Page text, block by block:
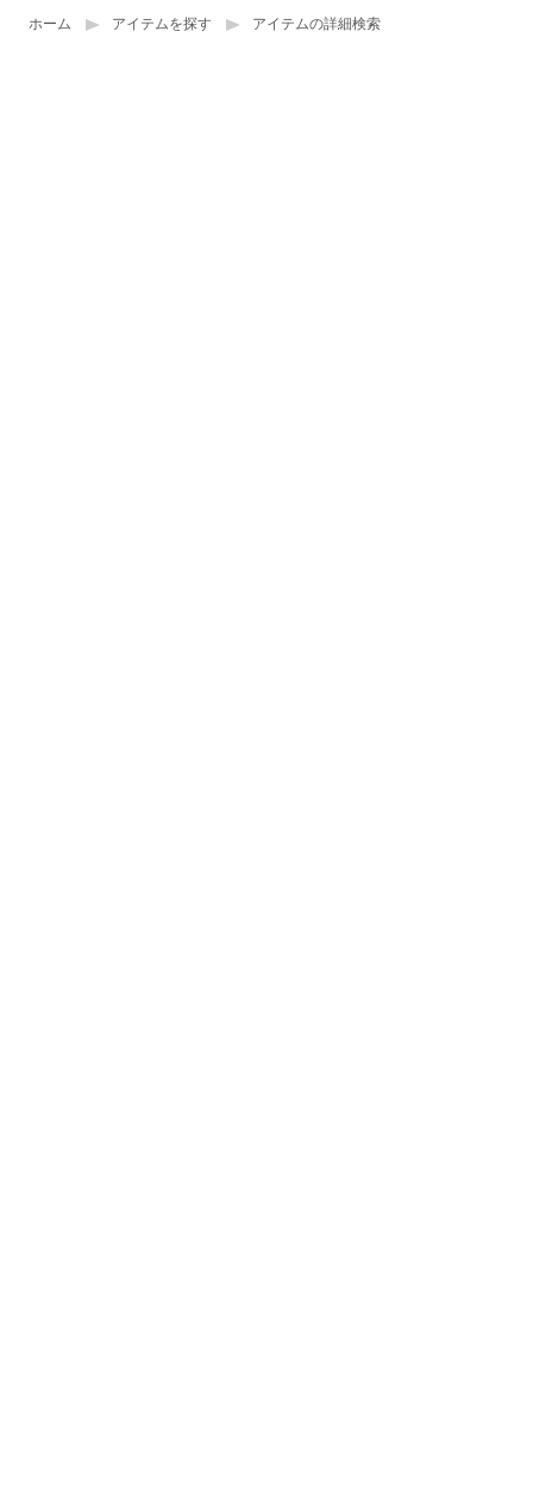
ホーム アイテムを探す アイテムの詳細検索